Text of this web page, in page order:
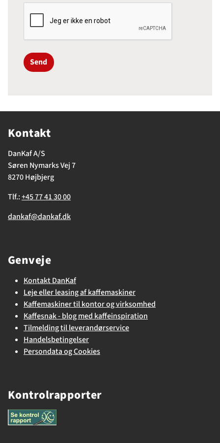
Send
Kontakt
DanKaf A/S
Søren Nymarks Vej 7
8270 Højbjerg
Tlf.:+45 77 41 30 00
dankaf@dankaf.dk
Genveje
Kontakt DanKaf
Leje eller leasing af kaffemaskiner
Kaffemaskiner til kontor og virksomhed
Kaffesnak - blog med kaffeinspiration
Tilmelding til leverandørservice
Handelsbetingelser
Persondata og Cookies
Kontrolrapporter